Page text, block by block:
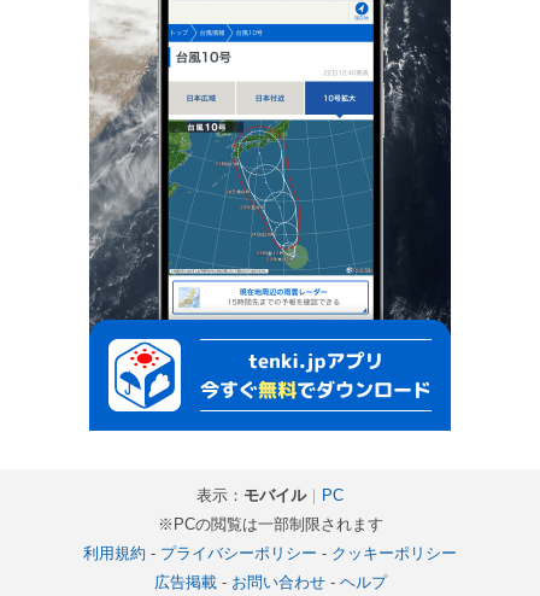
表示： モバイル｜ PC
※PCの閲覧は一部制限されます
利用規約 - プライバシーポリシー - クッキーポリシー
広告掲載- お問い合わせ- ヘルプ